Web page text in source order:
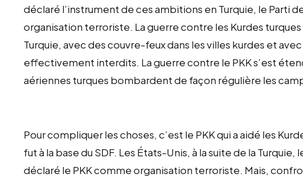
déclaré l’instrument de ces ambitions en Turquie, le Parti
organisation terroriste. La guerre contre les Kurdes
Turquie, avec des couvre-feux dans les villes kurdes et
effectivement interdits. La guerre contre le PKK s’est
aériennes turques bombardent de façon régulière les
Pour compliquer les choses, c’est le PKK qui a aidé les
fut à la base du SDF. Les États-Unis, à la suite de la Turquie,
déclaré le PKK comme organisation terroriste. Mais,